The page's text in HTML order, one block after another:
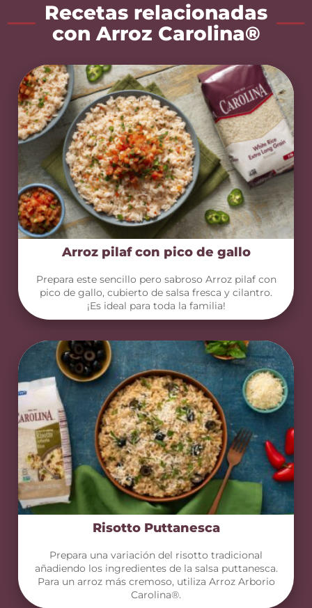
Recetas relacionadas
con Arroz Carolina®
Arroz pilaf con pico de gallo
Prepara este sencillo pero sabroso Arroz pilaf con
pico de gallo, cubierto de salsa fresca y cilantro.
¡Es ideal para toda la familia!
Risotto Puttanesca
Prepara una variación del risotto tradicional
añadiendo los ingredientes de la salsa puttanesca.
Para un arroz más cremoso, utiliza Arroz Arborio
Carolina®.